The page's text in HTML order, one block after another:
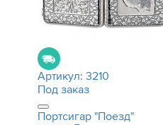
Артикул: 3210
Под заказ
Портсигар "Поезд"